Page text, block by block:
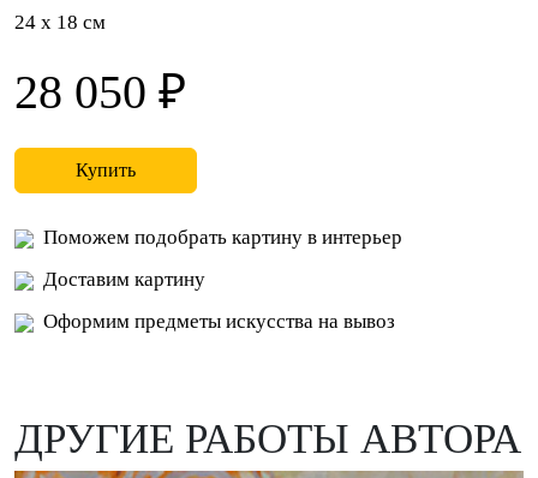
24 x 18 см
28 050 ₽
Купить
Поможем подобрать картину в интерьер
Доставим картину
Оформим предметы искусства на вывоз
ДРУГИЕ РАБОТЫ АВТОРА